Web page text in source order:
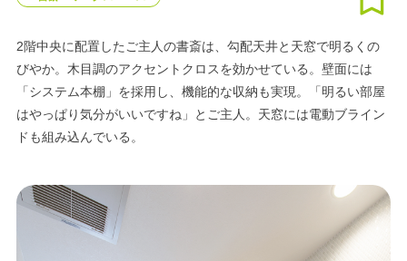
2階中央に配置したご主人の書斎は、勾配天井と天窓で明るくの
びやか。木目調のアクセントクロスを効かせている。壁面には
「システム本棚」を採用し、機能的な収納も実現。「明るい部屋
はやっぱり気分がいいですね」とご主人。天窓には電動ブライン
ドも組み込んでいる。